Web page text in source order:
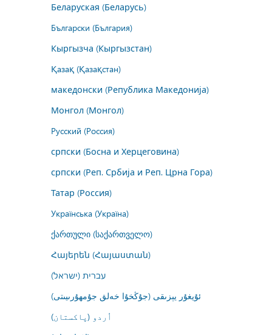
Беларуская (Беларусь)
Български (България)
Кыргызча (Кыргызстан)
Қазақ (Қазақстан)
македонски (Република Македонија)
Монгол (Монгол)
Русский (Россия)
српски (Босна и Херцеговина)
српски (Реп. Србија и Реп. Црна Гора)
Татар (Россия)
Українська (Україна)
ქართული (საქართველო)
Հայերեն (Հայաստան)
עברית (ישראל)
ئۇيغۇر يېزىقى (جۇڭخۇا خەلق جۇمھۇرىيىتى)
اُردو (پاکستان)